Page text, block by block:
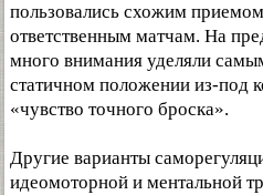
пользовались схожим
ответственным матчам. На
много внимания уделяли
статичном положении из-под
«чувство точного броска».
Другие варианты
идеомоторной и ментальной